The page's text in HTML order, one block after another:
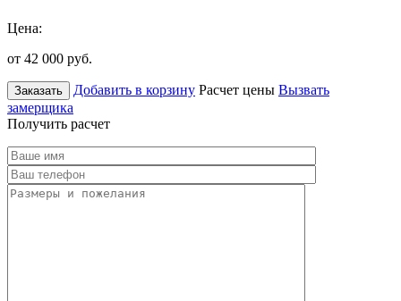
Цена:
от 42 000 руб.
Заказать Добавить в корзину Расчет цены Вызвать
замерщика
Получить расчет